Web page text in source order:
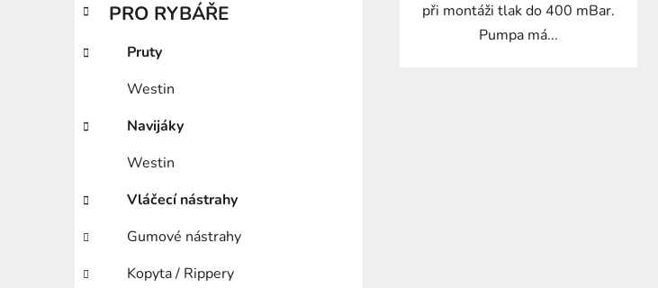
PRO RYBÁŘE
Pruty
Westin
Navijáky
Westin
Vláčecí nástrahy
Gumové nástrahy
Kopyta / Rippery
při montáži tlak do 400 mBar.
Pumpa má...